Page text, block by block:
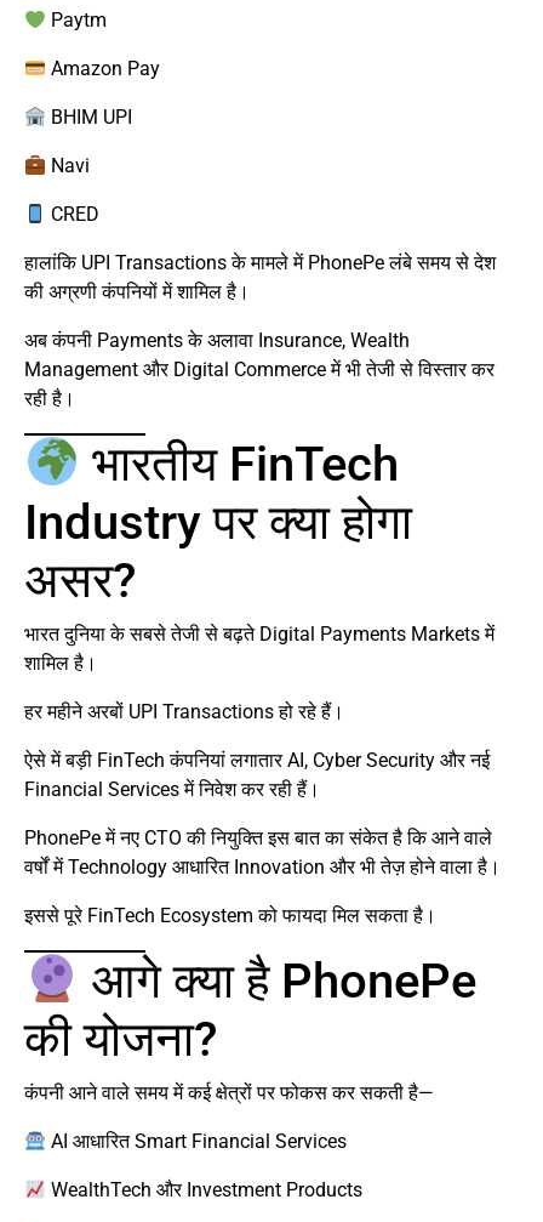
Paytm
Amazon Pay
BHIM UPI
Navi
CRED
हालांकि UPI Transactions के मामले में PhonePe लंबे समय से देश
की अग्रणी कंपनियों में शामिल है।
अब कंपनी Payments के अलावा Insurance, Wealth
Management और Digital Commerce में भी तेजी से विस्तार कर
रही है।
भारतीय FinTech
Industry पर क्या होगा
असर?
भारत दुनिया के सबसे तेजी से बढ़ते Digital Payments Markets में
शामिल है।
हर महीने अरबों UPI Transactions हो रहे हैं।
ऐसे में बड़ी FinTech कंपनियां लगातार AI, Cyber Security और नई
Financial Services में निवेश कर रही हैं।
PhonePe में नए CTO की नियुक्ति इस बात का संकेत है कि आने वाले
वर्षों में Technology आधारित Innovation और भी तेज़ होने वाला है।
इससे पूरे FinTech Ecosystem को फायदा मिल सकता है।
आगे क्या है PhonePe
की योजना?
कंपनी आने वाले समय में कई क्षेत्रों पर फोकस कर सकती है—
AI आधारित Smart Financial Services
WealthTech और Investment Products